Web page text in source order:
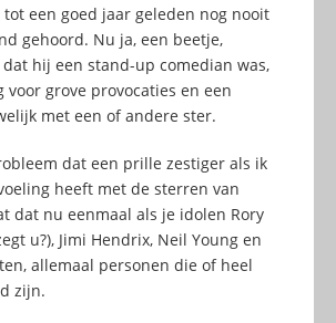
tot een goed jaar geleden nog nooit
gehoord. Nu ja, een beetje,
hij een stand-up comedian was,
voor grove provocaties en een
met een of andere ster.
dat een prille zestiger als ik
heeft met de sterren van
dat nu eenmaal als je idolen Rory
u?), Jimi Hendrix, Neil Young en
allemaal personen die of heel
zijn.